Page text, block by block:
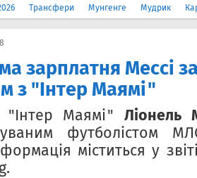
Трансфери Мунгенге Мудрик
зарплатня Мессі
з "Інтер Маямі"
Маямі" Ліонель
футболістом
міститься у